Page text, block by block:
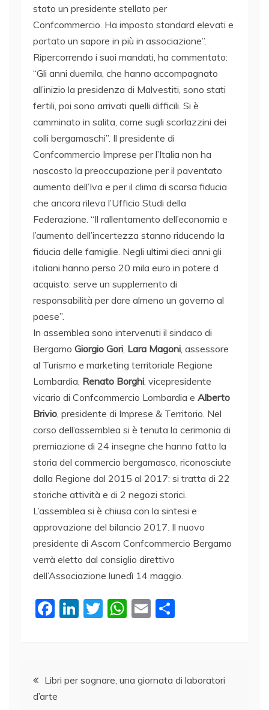
stato un presidente stellato per
Confcommercio. Ha imposto standard elevati e
portato un sapore in più in associazione”.
Ripercorrendo i suoi mandati, ha commentato:
“Gli anni duemila, che hanno accompagnato
all’inizio la presidenza di Malvestiti, sono stati
fertili, poi sono arrivati quelli difficili. Si è
camminato in salita, come sugli scorlazzini dei
colli bergamaschi”. Il presidente di
Confcommercio Imprese per l’Italia non ha
nascosto la preoccupazione per il paventato
aumento dell’Iva e per il clima di scarsa fiducia
che ancora rileva l’Ufficio Studi della
Federazione. “Il rallentamento dell’economia e
l’aumento dell’incertezza stanno riducendo la
fiducia delle famiglie. Negli ultimi dieci anni gli
italiani hanno perso 20 mila euro in potere d
acquisto: serve un supplemento di
responsabilità per dare almeno un governo al
paese”.
In assemblea sono intervenuti il sindaco di
Bergamo Giorgio Gori Lara Magoni , assessore
al Turismo e marketing territoriale Regione
Lombardia, Renato Borghi , vicepresidente
vicario di Confcommercio Lombardia e Alberto
Brivio , presidente di Imprese & Territorio. Nel
corso dell’assemblea si è tenuta la cerimonia di
premiazione di 24 insegne che hanno fatto la
storia del commercio bergamasco, riconosciute
dalla Regione dal 2015 al 2017: si tratta di 22
storiche attività e di 2 negozi storici.
L’assemblea si è chiusa con la sintesi e
approvazione del bilancio 2017. Il nuovo
presidente di Ascom Confcommercio Bergamo
verrà eletto dal consiglio direttivo
dell’Associazione lunedì 14 maggio.
F
b
o
Li
dI
T
W
A
E
vi
Navigazione
Libri per sognare, una giornata di laboratori
d’arte